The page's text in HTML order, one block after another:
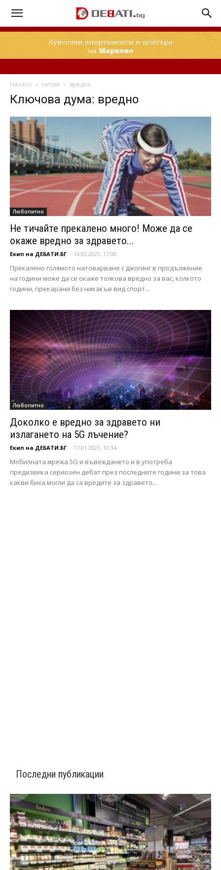
Начало тагове вредно
Ключова дума: вредно
Любопитно
Не тичайте прекалено много! Може да се
окаже вредно за здравето...
Екип на ДЕБАТИ.БГ - 14.02.2021, 17:00
Прекалено голямото натоварване с джогинг в продължение
на години може да се окаже толкова вредно за вас, колкото
години, прекарани без никакъв вид спорт...
Любопитно
Доколко е вредно за здравето ни
излагането на 5G лъчение?
Екип на ДЕБАТИ.БГ - 17.01.2021, 10:34
Мобилната мрежа 5G и въвеждането и в употреба
предизвика сериозен дебат през последните години за това
какви биха могли да са вредите за здравето...
Последни публикации